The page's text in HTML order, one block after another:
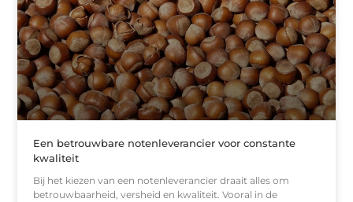
Een betrouwbare notenleverancier voor constante
kwaliteit
Bij het kiezen van een notenleverancier draait alles om
betrouwbaarheid, versheid en kwaliteit. Vooral in de